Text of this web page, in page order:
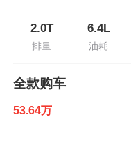
2.0T
排量
6.4L
油耗
全款购车
53.64万